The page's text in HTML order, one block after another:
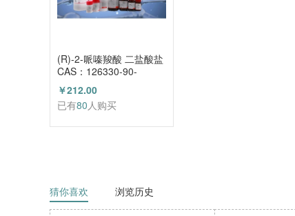
(R)-2-哌嗪羧酸 二盐酸盐
CAS：126330-90-
3（HZ52003684）
￥212.00
已有80人购买
猜你喜欢 浏览历史